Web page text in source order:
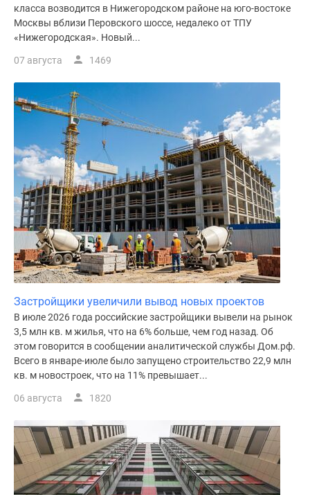
лесу
Коттеджные
поселки
Коттеджные
поселки
ипотеку
Бизнес-
центры
Коттеджи
Скидки
акции
Макс
класса возводится в Нижегородском районе на юго-востоке
Москвы вблизи Перовского шоссе, недалеко от ТПУ
«Нижегородская». Новый...
07 августа 1469
Застройщики увеличили вывод новых проектов
В июле 2026 года российские застройщики вывели на рынок
3,5 млн кв. м жилья, что на 6% больше, чем год назад. Об
этом говорится в сообщении аналитической службы Дом.рф.
Всего в январе-июле было запущено строительство 22,9 млн
кв. м новостроек, что на 11% превышает...
06 августа 1820